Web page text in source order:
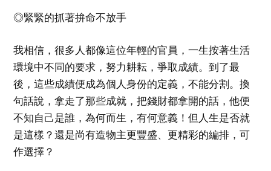
◎緊緊的抓著拚命不放手
我相信，很多人都像這位年輕的官員，一生按著生活
環境中不同的要求，努力耕耘，爭取成績。到了最
後，這些成績便成為個人身份的定義，不能分割。換
句話說，拿走了那些成就，把錢財都拿開的話，他便
不知自己是誰，為何而生，有何意義！但人生是否就
是這樣？還是尚有造物主更豐盛、更精彩的編排，可
作選擇？